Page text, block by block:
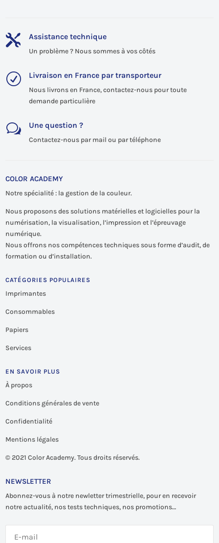
 Assistance technique
Un problème ? Nous sommes à vos côtés
R Livraison en France par transporteur
Nous livrons en France, contactez-nous pour toute
demande particulière
w Une question ?
Contactez-nous par mail ou par téléphone
COLOR ACADEMY
Notre spécialité : la gestion de la couleur.
Nous proposons des solutions matérielles et logicielles pour la
numérisation, la visualisation, l’impression et l’épreuvage
numérique.
Nous offrons nos compétences techniques sous forme d’audit, de
formation ou d’installation.
CATÉGORIES POPULAIRES
Imprimantes
Consommables
Papiers
Services
EN SAVOIR PLUS
À propos
Conditions générales de vente
Confidentialité
Mentions légales
© 2021 Color Academy. Tous droits réservés.
NEWSLETTER
Abonnez-vous à notre newletter trimestrielle, pour en recevoir
notre actualité, nos tests techniques, nos promotions…